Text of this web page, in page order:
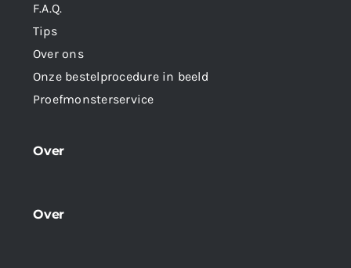
F.A.Q.
Tips
Over ons
Onze bestelprocedure in beeld
Proefmonsterservice
Over
Over